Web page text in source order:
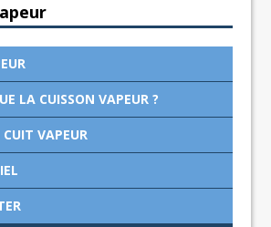
LA CUISSON VAPEUR ?
CUIT VAPEUR